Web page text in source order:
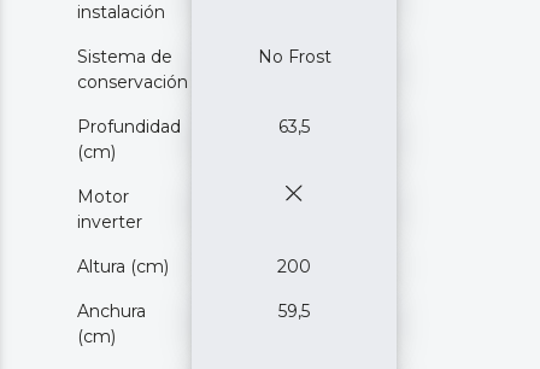
instalación
Sistema de
conservación
No Frost
Profundidad
(cm)
63,5
Motor
inverter
Altura (cm) 200
Anchura
(cm)
59,5